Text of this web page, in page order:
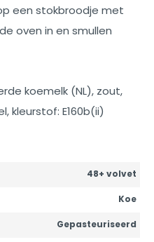
een stokbroodje met
oven in en smullen
koemelk (NL), zout,
kleurstof: E160b(ii)
48+ volvet
Koe
Gepasteuriseerd